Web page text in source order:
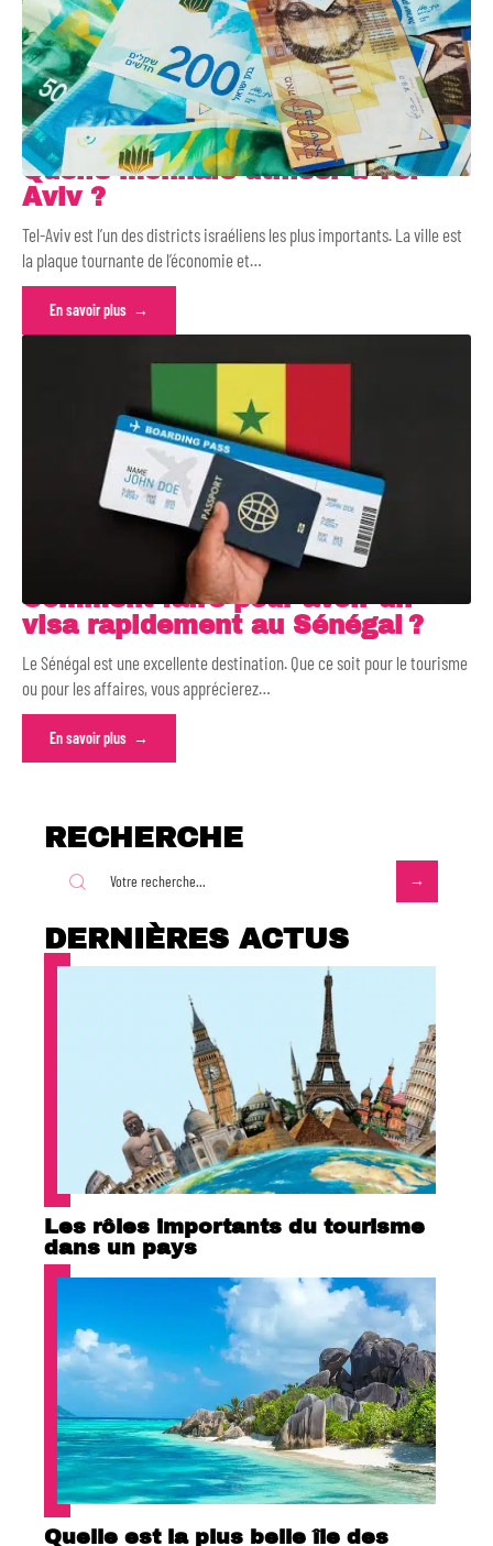
Quelle monnaie utiliser à Tel-
Aviv ?
Tel-Aviv est l’un des districts israéliens les plus importants. La ville est
la plaque tournante de l’économie et…
En savoir plus
Comment faire pour avoir un
visa rapidement au Sénégal ?
Le Sénégal est une excellente destination. Que ce soit pour le tourisme
ou pour les affaires, vous apprécierez…
En savoir plus
RECHERCHE
DERNIÈRES ACTUS
Les rôles importants du tourisme
dans un pays
Quelle est la plus belle île des